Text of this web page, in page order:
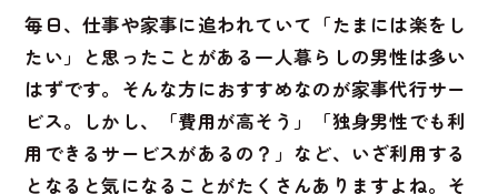
毎日、仕事や家事に追われていて「たまには楽をし
たい」と思ったことがある一人暮らしの男性は多い
はずです。そんな方におすすめなのが家事代行サー
ビス。しかし、「費用が高そう」「独身男性でも利
用できるサービスがあるの？」など、いざ利用する
となると気になることがたくさんありますよね。そ